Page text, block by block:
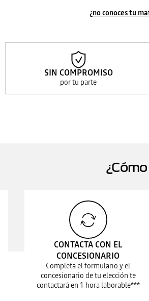
¿no conoces tu
SIN COMPROMISO
por tu parte
CONTACTA CON EL
CONCESIONARIO
Completa el formulario y el
concesionario de tu elección te
contactará en 1 hora laborable***